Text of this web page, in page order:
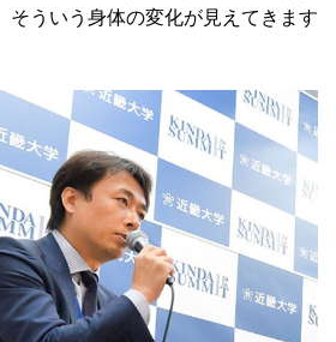
そういう身体の変化が見えてきます